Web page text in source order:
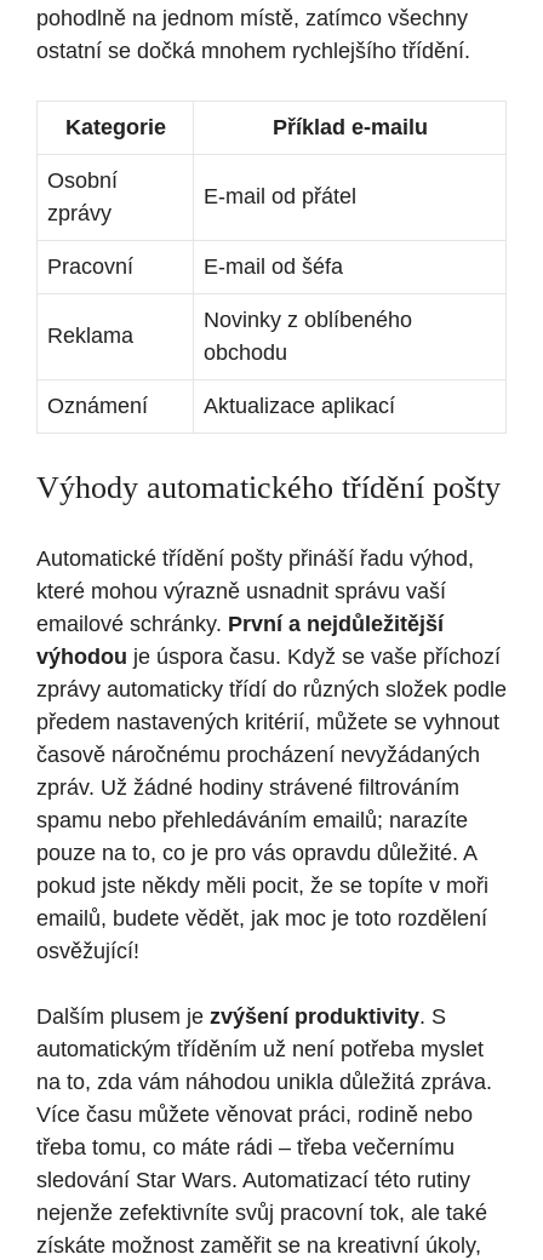
pohodlně na jednom místě, zatímco všechny
ostatní se dočká mnohem rychlejšího třídění.
Kategorie Příklad e-mailu
Osobní
zprávy
E-mail od přátel
Pracovní E-mail od šéfa
Reklama
Novinky z oblíbeného
obchodu
Oznámení Aktualizace aplikací
Výhody automatického třídění pošty
Automatické třídění pošty přináší řadu výhod,
které mohou výrazně usnadnit správu vaší
emailové schránky. První a nejdůležitější
výhodou je úspora času. Když se vaše příchozí
zprávy automaticky třídí do různých složek podle
předem nastavených kritérií, můžete se vyhnout
časově náročnému procházení nevyžádaných
zpráv. Už žádné hodiny strávené filtrováním
spamu nebo přehledáváním emailů; narazíte
pouze na to, co je pro vás opravdu důležité. A
pokud jste někdy měli pocit, že se topíte v moři
emailů, budete vědět, jak moc je toto rozdělení
osvěžující!
Dalším plusem je zvýšení produktivity. S
automatickým tříděním už není potřeba myslet
na to, zda vám náhodou unikla důležitá zpráva.
Více času můžete věnovat práci, rodině nebo
třeba tomu, co máte rádi – třeba večernímu
sledování Star Wars. Automatizací této rutiny
nejenže zefektivníte svůj pracovní tok, ale také
získáte možnost zaměřit se na kreativní úkoly,